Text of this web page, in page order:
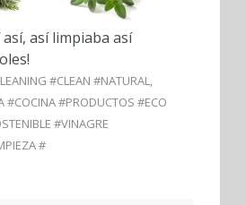
así limpiaba así
#CLEAN #NATURAL,
#COCINA #PRODUCTOS #ECO
#VINAGRE
#